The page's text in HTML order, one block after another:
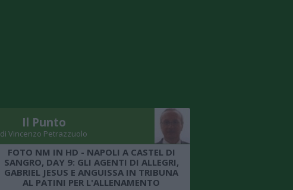
Il Punto
di Vincenzo Petrazzuolo
FOTO NM IN HD - NAPOLI A CASTEL DI
SANGRO, DAY 9: GLI AGENTI DI ALLEGRI,
GABRIEL JESUS E ANGUISSA IN TRIBUNA
AL PATINI PER L'ALLENAMENTO